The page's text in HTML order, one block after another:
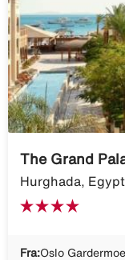
The Grand
Hurghada, Egypt
Fra:Oslo